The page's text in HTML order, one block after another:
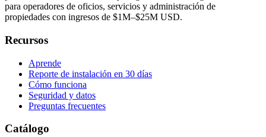
para operadores de oficios, servicios y administración de
propiedades con ingresos de $1M–$25M USD.
Recursos
Aprende
Reporte de instalación en 30 días
Cómo funciona
Seguridad y datos
Preguntas frecuentes
Catálogo